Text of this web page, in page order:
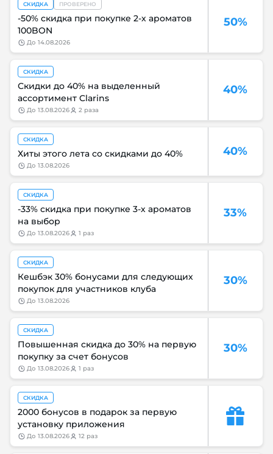
50%
СКИДКА ПРОВЕРЕНО
-50% скидка при покупке 2-х ароматов
100BON
до 14.08.2026
40%
СКИДКА
Скидки до 40% на выделенный
ассортимент Clarins
до 13.08.2026 2 раза
40%
СКИДКА
Хиты этого лета со скидками до 40%
до 13.08.2026
33%
СКИДКА
-33% скидка при покупке 3-х ароматов
на выбор
до 13.08.2026 1 раз
30%
СКИДКА
Кешбэк 30% бонусами для следующих
покупок для участников клуба
до 13.08.2026
30%
СКИДКА
Повышенная скидка до 30% на первую
покупку за счет бонусов
до 13.08.2026 1 раз
СКИДКА
2000 бонусов в подарок за первую
установку приложения
до 13.08.2026 12 раз